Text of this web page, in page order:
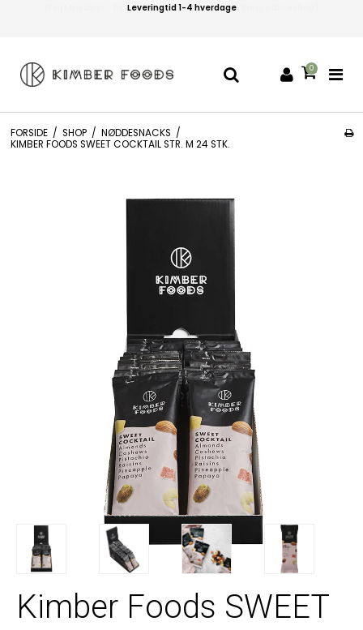
Leveringtid 1-4 hverdage
0
FORSIDE / SHOP / NØDDESNACKS /
KIMBER FOODS SWEET COCKTAIL STR. M 24 STK.
Kimber Foods SWEET